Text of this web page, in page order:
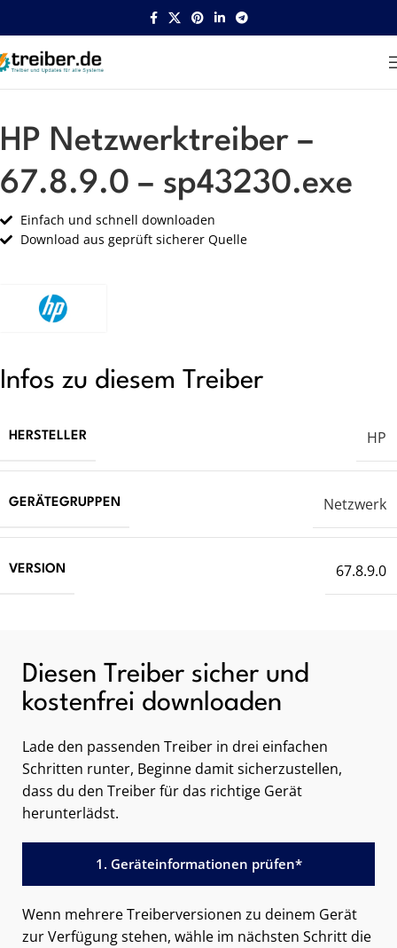
Startseite HP Netzwerk
HP Netzwerktreiber –
67.8.9.0 – sp43230.exe
Einfach und schnell downloaden
Download aus geprüft sicherer Quelle
Infos zu diesem Treiber
HERSTELLER HP
GERÄTEGRUPPEN Netzwerk
VERSION 67.8.9.0
Diesen Treiber sicher und
kostenfrei downloaden
Lade den passenden Treiber in drei einfachen
Schritten runter, Beginne damit sicherzustellen,
dass du den Treiber für das richtige Gerät
herunterlädst.
1. Geräteinformationen prüfen*
Wenn mehrere Treiberversionen zu deinem Gerät
zur Verfügung stehen, wähle im nächsten Schritt die